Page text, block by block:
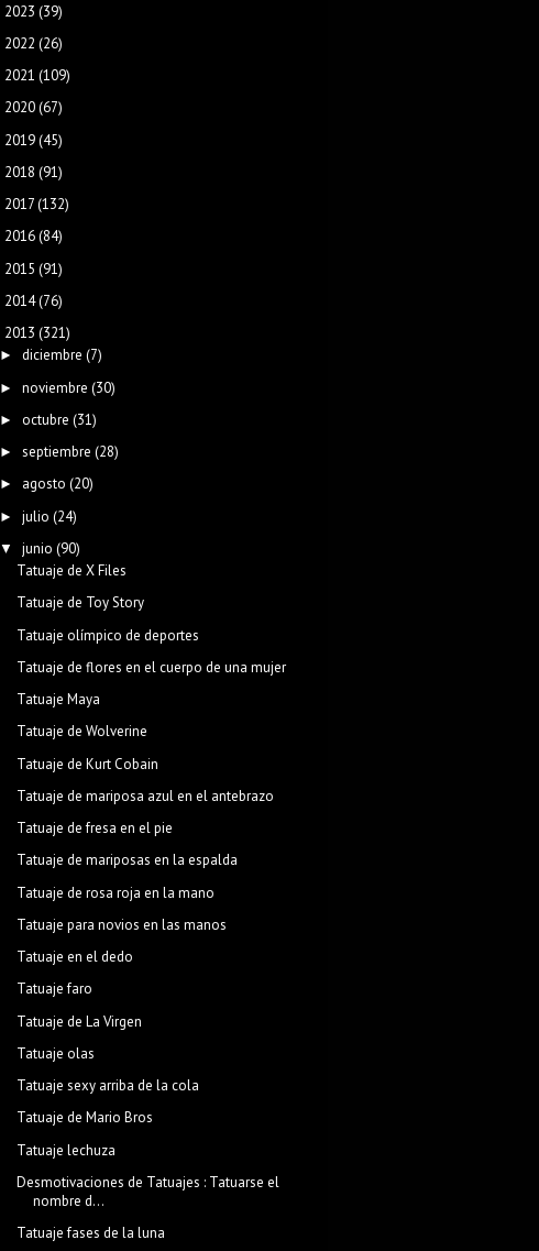
2023 (39)
2022 (26)
2021 (109)
2020(67)
2019(45)
2018 (91)
2017(132)
2016(84)
2015 (91)
2014(76)
2013 (321)
► diciembre (7)
► noviembre (30)
► octubre (31)
► septiembre (28)
► agosto (20)
► julio (24)
▼ junio (90)
Tatuaje de X Files
Tatuaje de Toy Story
Tatuaje olímpico de deportes
Tatuaje de flores en el cuerpo de una mujer
Tatuaje Maya
Tatuaje de Wolverine
Tatuaje de Kurt Cobain
Tatuaje de mariposa azul en el antebrazo
Tatuaje de fresa en el pie
Tatuaje de mariposas en la espalda
Tatuaje de rosa roja en la mano
Tatuaje para novios en las manos
Tatuaje en el dedo
Tatuaje faro
Tatuaje de La Virgen
Tatuaje olas
Tatuaje sexy arriba de la cola
Tatuaje de Mario Bros
Tatuaje lechuza
Desmotivaciones de Tatuajes : Tatuarse el
nombre d...
Tatuaje fases de la luna